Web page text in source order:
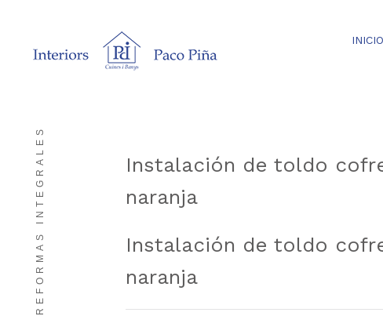
INICIO
REFORMAS INTEGRALES
Instalación de toldo
naranja
Instalación de toldo
naranja